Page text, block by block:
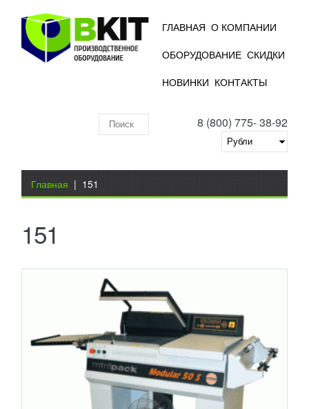
ГЛАВНАЯ О КОМПАНИИ
ОБОРУДОВАНИЕ СКИДКИ
НОВИНКИ КОНТАКТЫ
8 (800) 775- 38-92
складу
Вы здесь
Главная | 151
151
ПОЛУАВТОМАТИЧЕСКАЯ
RUB
С помощью полуавтоматической термоусадочной
машины MODULAR 50, производительность
которой достигает до 900 упаковок в час, можно
ПОДРОБНЕЕ
Добавить в сравнение